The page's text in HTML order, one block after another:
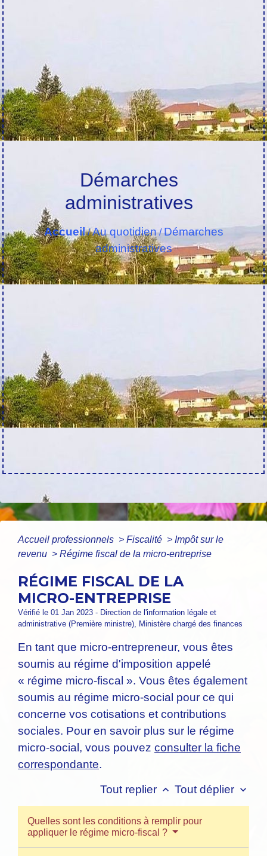
Démarches
administratives
Accueil/Au quotidien/Démarches
administratives
Accueil professionnels > Fiscalité > Impôt sur le
revenu > Régime fiscal de la micro-entreprise
RÉGIME FISCAL DE LA
MICRO-ENTREPRISE
Vérifié le 01 Jan 2023 - Direction de l'information légale et
administrative (Première ministre), Ministère chargé des finances
En tant que micro-entrepreneur, vous êtes
soumis au régime d'imposition appelé
« régime micro-fiscal ». Vous êtes également
soumis au régime micro-social pour ce qui
concerne vos cotisations et contributions
sociales. Pour en savoir plus sur le régime
micro-social, vous pouvez consulter la fiche
correspondante.
Tout replier keyboard_arrow_up Tout déplier keyboard_arrow_down
Quelles sont les conditions à remplir pour
appliquer le régime micro-fiscal ?